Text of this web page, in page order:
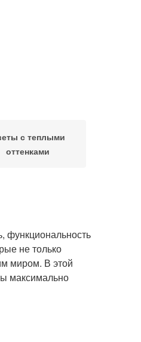
с теплыми
оттенками
функциональность
не только
миром. В этой
максимально